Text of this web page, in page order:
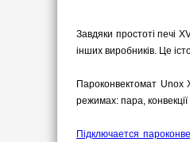
Завдяки простоті печі
інших виробників. Це
Пароконвектомат
режимах: пара,
Підключается